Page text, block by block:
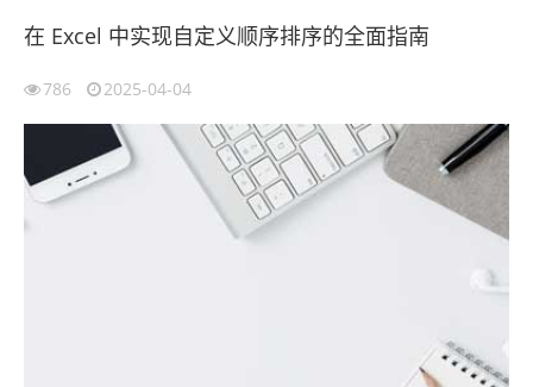
在 Excel 中实现自定义顺序排序的全面指南
786 2025-04-04